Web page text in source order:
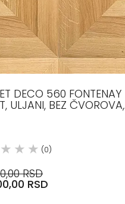
DECO 560 FONTENAY
ULJANI, BEZ ČVOROVA,
(0)
RSD
RSD